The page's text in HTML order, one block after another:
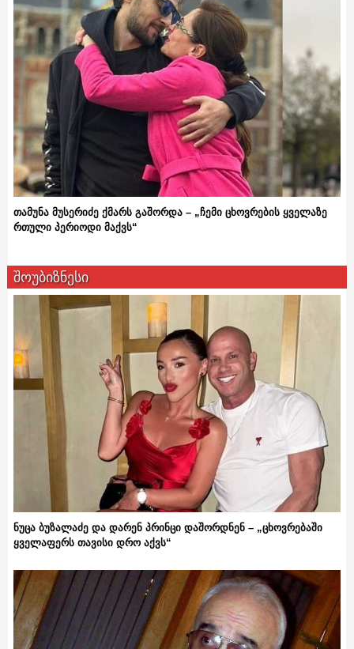
თამუნა მუსერიძე ქმარს გაშორდა – „ჩემი ცხოვრების ყველაზე
რთული პერიოდი მაქვს“
შოუბიზნესი
ნუცა ბუზალაძე და დარენ პრინცი დაშორდნენ – „ცხოვრებაში
ყველაფერს თავისი დრო აქვს“